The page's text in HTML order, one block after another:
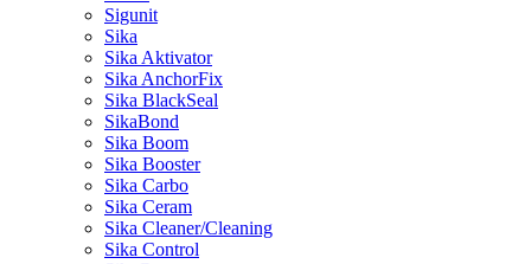
Sigunit
Sika
Sika Aktivator
Sika AnchorFix
Sika BlackSeal
SikaBond
Sika Boom
Sika Booster
Sika Carbo
Sika Ceram
Sika Cleaner/Cleaning
Sika Control